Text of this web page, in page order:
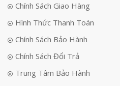
Chính Sách Giao Hàng
Hình Thức Thanh Toán
Chính Sách Bảo Hành
Chính Sách Đổi Trả
Trung Tâm Bảo Hành